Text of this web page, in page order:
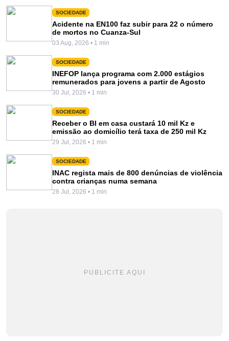
SOCIEDADE
Acidente na EN100 faz subir para 22 o número
de mortos no Cuanza-Sul
03 Aug, 2026 • 1 min
SOCIEDADE
INEFOP lança programa com 2.000 estágios
remunerados para jovens a partir de Agosto
30 Jul, 2026 • 1 min
SOCIEDADE
Receber o BI em casa custará 10 mil Kz e
emissão ao domicílio terá taxa de 250 mil Kz
29 Jul, 2026 • 1 min
SOCIEDADE
INAC regista mais de 800 denúncias de violência
contra crianças numa semana
28 Jul, 2026 • 1 min
PUBLICITE AQUI